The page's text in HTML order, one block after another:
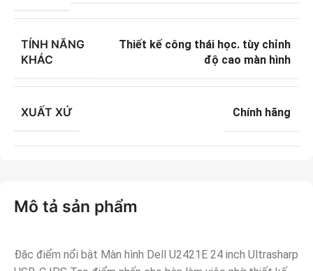
Mô tả sản phẩm
Đặc điểm nổi bật Màn hình Dell U2421E 24 inch Ultrasharp
TÍNH NĂNG
KHÁC
Thiết kế công thái học. tùy chỉnh
độ cao màn hình
XUẤT XỨ Chính hãng